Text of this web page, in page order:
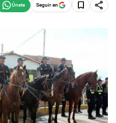
Seguir en